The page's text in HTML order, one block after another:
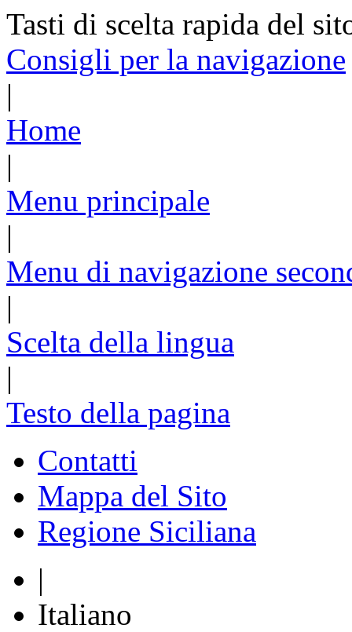
Tasti di scelta rapida del
Consigli per la navigazione
|
Home
|
Menu principale
|
Menu di navigazione
|
Scelta della lingua
|
Testo della pagina
Contatti
Mappa del Sito
Regione Siciliana
|
Italiano